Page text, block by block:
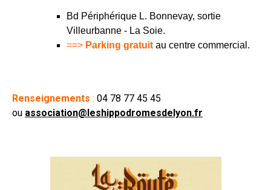
Bd Périphérique L. Bonnevay, sortie
Villeurbanne - La Soie.
==> Parking gratuitau centre commercial.
Renseignements : 04 78 77 45 45
ou association@leshippodromesdelyon.fr